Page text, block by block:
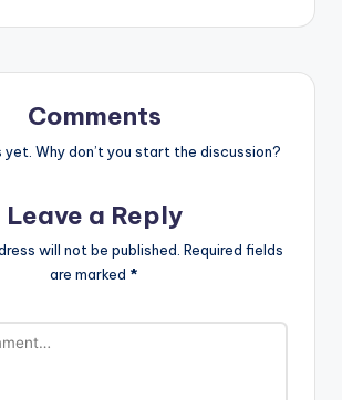
Comments
yet. Why don’t you start the discussion?
Leave a Reply
will not be published. Required fields
are marked *